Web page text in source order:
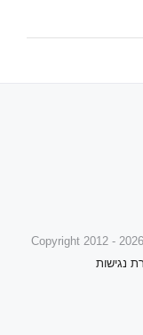
נגישות